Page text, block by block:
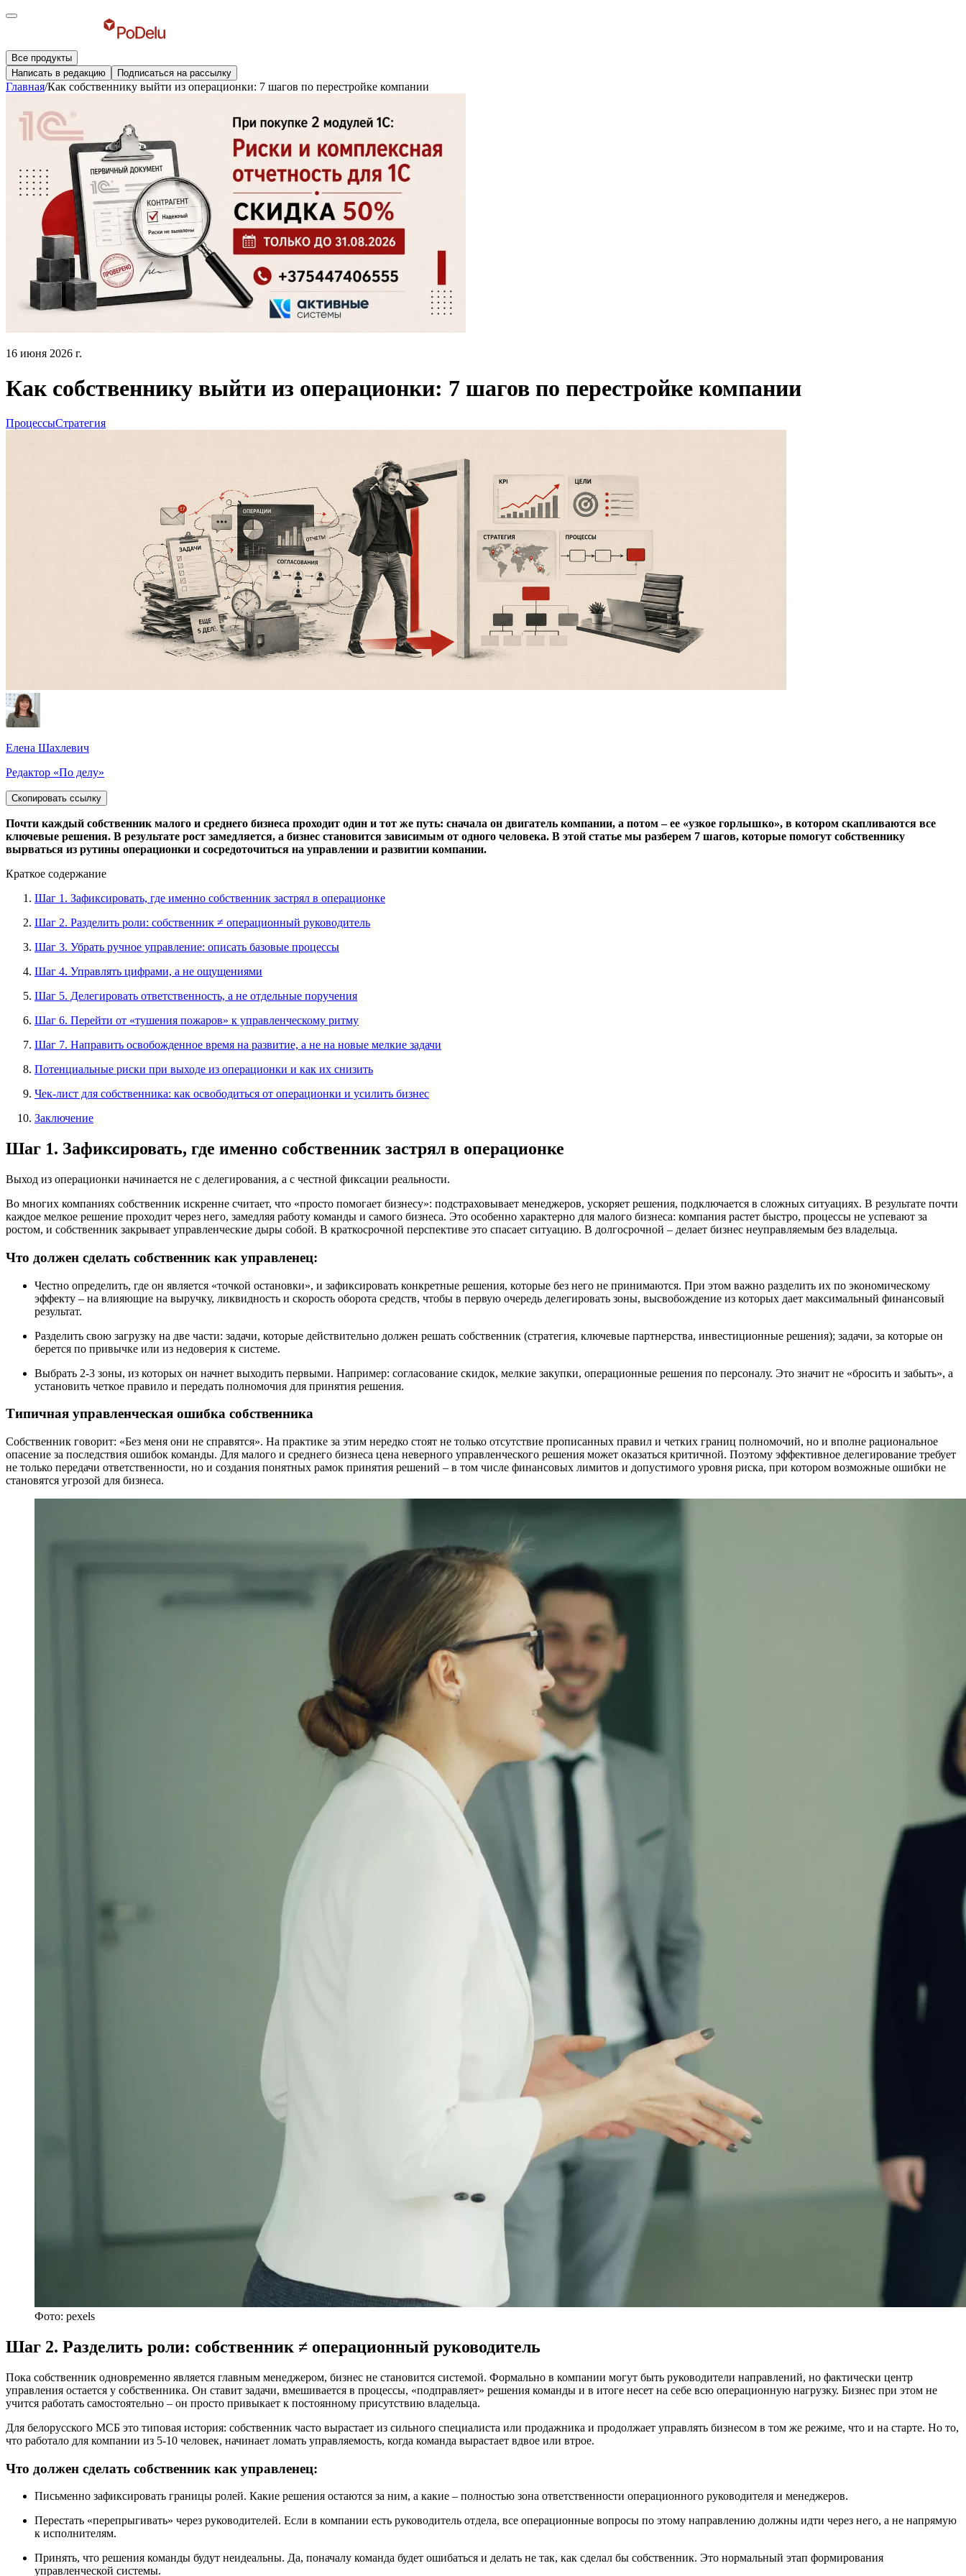
Все продукты
Написать в редакцию
Подписаться на рассылку
Главная/Как собственнику выйти из операционки: 7 шагов по перестройке компании
16 июня 2026 г.
Как собственнику выйти из операционки: 7 шагов по перестройке компании
ПроцессыСтратегия
Елена Шахлевич
Редактор «По делу»
Скопировать ссылку
Почти каждый собственник малого и среднего бизнеса проходит один и тот же путь: сначала он двигатель компании, а потом – ее «узкое горлышко», в котором скапливаются все
ключевые решения. В результате рост замедляется, а бизнес становится зависимым от одного человека. В этой статье мы разберем 7 шагов, которые помогут собственнику
вырваться из рутины операционки и сосредоточиться на управлении и развитии компании.
Краткое содержание
Шаг 1. Зафиксировать, где именно собственник застрял в операционке
Шаг 2. Разделить роли: собственник ≠ операционный руководитель
Шаг 3. Убрать ручное управление: описать базовые процессы
Шаг 4. Управлять цифрами, а не ощущениями
Шаг 5. Делегировать ответственность, а не отдельные поручения
Шаг 6. Перейти от «тушения пожаров» к управленческому ритму
Шаг 7. Направить освобожденное время на развитие, а не на новые мелкие задачи
Потенциальные риски при выходе из операционки и как их снизить
Чек-лист для собственника: как освободиться от операционки и усилить бизнес
Заключение
Шаг 1. Зафиксировать, где именно собственник застрял в операционке
Выход из операционки начинается не с делегирования, а с честной фиксации реальности.
Во многих компаниях собственник искренне считает, что «просто помогает бизнесу»: подстраховывает менеджеров, ускоряет решения, подключается в сложных ситуациях. В результате почти
каждое мелкое решение проходит через него, замедляя работу команды и самого бизнеса. Это особенно характерно для малого бизнеса: компания растет быстро, процессы не успевают за
ростом, и собственник закрывает управленческие дыры собой. В краткосрочной перспективе это спасает ситуацию. В долгосрочной – делает бизнес неуправляемым без владельца.
Что должен сделать собственник как управленец:
Честно определить, где он является «точкой остановки», и зафиксировать конкретные решения, которые без него не принимаются. При этом важно разделить их по экономическому
эффекту – на влияющие на выручку, ликвидность и скорость оборота средств, чтобы в первую очередь делегировать зоны, высвобождение из которых дает максимальный финансовый
результат.
Разделить свою загрузку на две части: задачи, которые действительно должен решать собственник (стратегия, ключевые партнерства, инвестиционные решения); задачи, за которые он
берется по привычке или из недоверия к системе.
Выбрать 2-3 зоны, из которых он начнет выходить первыми. Например: согласование скидок, мелкие закупки, операционные решения по персоналу. Это значит не «бросить и забыть», а
установить четкое правило и передать полномочия для принятия решения.
Типичная управленческая ошибка собственника
Собственник говорит: «Без меня они не справятся». На практике за этим нередко стоят не только отсутствие прописанных правил и четких границ полномочий, но и вполне рациональное
опасение за последствия ошибок команды. Для малого и среднего бизнеса цена неверного управленческого решения может оказаться критичной. Поэтому эффективное делегирование требует
не только передачи ответственности, но и создания понятных рамок принятия решений – в том числе финансовых лимитов и допустимого уровня риска, при котором возможные ошибки не
становятся угрозой для бизнеса.
Фото: pexels
Шаг 2. Разделить роли: собственник ≠ операционный руководитель
Пока собственник одновременно является главным менеджером, бизнес не становится системой. Формально в компании могут быть руководители направлений, но фактически центр
управления остается у собственника. Он ставит задачи, вмешивается в процессы, «подправляет» решения команды и в итоге несет на себе всю операционную нагрузку. Бизнес при этом не
учится работать самостоятельно – он просто привыкает к постоянному присутствию владельца.
Для белорусского МСБ это типовая история: собственник часто вырастает из сильного специалиста или продажника и продолжает управлять бизнесом в том же режиме, что и на старте. Но то,
что работало для компании из 5-10 человек, начинает ломать управляемость, когда команда вырастает вдвое или втрое.
Что должен сделать собственник как управленец:
Письменно зафиксировать границы ролей. Какие решения остаются за ним, а какие – полностью зона ответственности операционного руководителя и менеджеров.
Перестать «перепрыгивать» через руководителей. Если в компании есть руководитель отдела, все операционные вопросы по этому направлению должны идти через него, а не напрямую
к исполнителям.
Принять, что решения команды будут неидеальны. Да, поначалу команда будет ошибаться и делать не так, как сделал бы собственник. Это нормальный этап формирования
управленческой системы.